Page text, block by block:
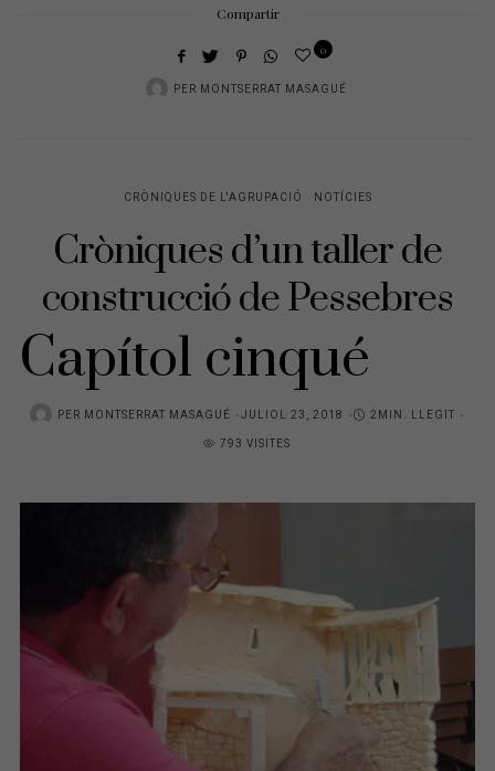
Compartir
PER MONTSERRAT MASAGUÉ
0
CRÒNIQUES DE L'AGRUPACIÓ NOTÍCIES
Cròniques d’un taller de
construcció de Pessebres
Capítol cinqué
PER MONTSERRAT MASAGUÉ
P
O
T
O
JULIOL 23, 2018
2MIN. LLEGIT
793 VISITES